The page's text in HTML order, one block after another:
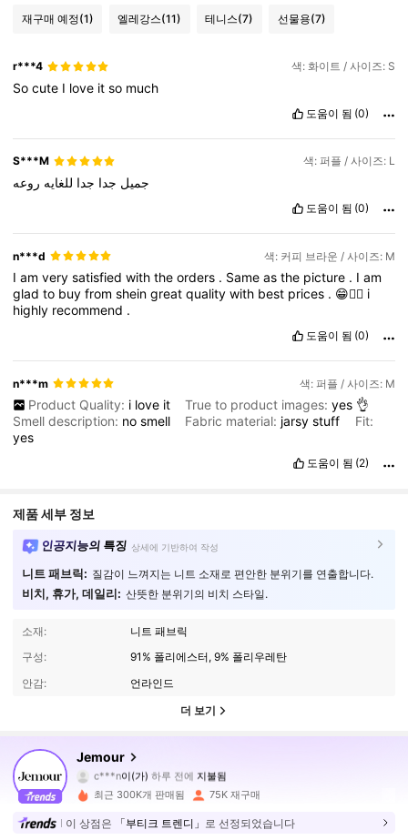
재구매 예정(1) 엘레강스(11) 테니스(7) 선물용(7)
r***4 색: 화이트 / 사이즈: S
Socute I love itso much
도움이 됨 (0)
S***M 색: 퍼플 / 사이즈: L
جميل جدا جدا للغايه روعه
도움이 됨 (0)
n***d 색: 커피 브라운 / 사이즈: M
Iamverysatisfiedwiththeorders . Sameasthe picture . Iam
gladto buyfromsheingreatqualitywith best prices . 😁👍🏻 i
highly recommend .
도움이 됨 (0)
n***m 색: 퍼플 / 사이즈: M
Product Quality: i love it True to product images: yes 👌
Smell description: nosmell Fabric material: jarsystuff
Fit:
yes
도움이 됨 (2)
제품 세부 정보
인공지능의 특징 상세에 기반하여 작성
니트 패브릭: 질감이 느껴지는 니트 소재로 편안한 분위기를 연출합니다.
비치, 휴가, 데일리: 산뜻한 분위기의 비치 스타일.
소재:
니트 패브릭
구성:
91% 폴리에스터, 9% 폴리우레탄
안감:
언라인드
더 보기
Jemour
c***n이(가)
t***t다음2시간 전
최근 300K개 판매됨 75K 재구매
이 상점은 「부티크 트렌디」 로 선정되었습니다